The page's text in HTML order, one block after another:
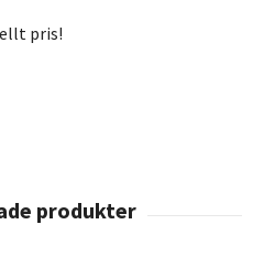
pris!